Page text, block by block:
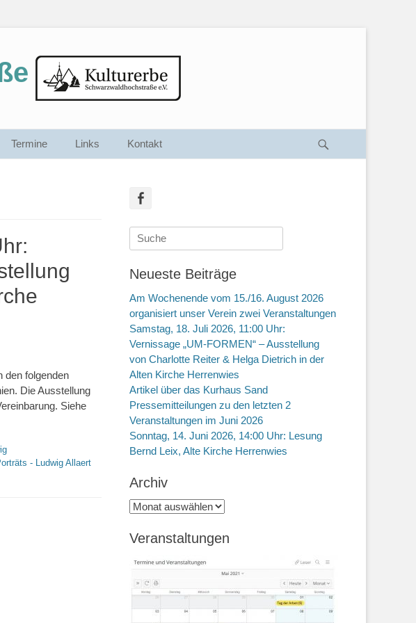
Termine Links Kontakt
den folgenden
Die Ausstellung
Siehe
- Ludwig Allaert
Suche
nach:
Neueste Beiträge
Am Wochenende vom 15./16. August 2026
organisiert unser Verein zwei Veranstaltungen
Samstag, 18. Juli 2026, 11:00 Uhr:
Vernissage „UM-FORMEN“ – Ausstellung
von Charlotte Reiter & Helga Dietrich in der
Alten Kirche Herrenwies
Artikel über das Kurhaus Sand
Pressemitteilungen zu den letzten 2
Veranstaltungen im Juni 2026
Sonntag, 14. Juni 2026, 14:00 Uhr: Lesung
Bernd Leix, Alte Kirche Herrenwies
Archiv
Archiv
Veranstaltungen